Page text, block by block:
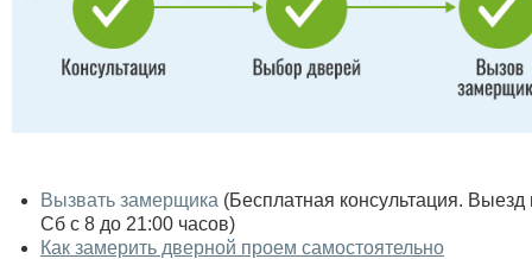
Вызвать замерщика (Бесплатная консультация.
Сб с 8 до 21:00 часов)
Как замерить дверной проем самостоятельно